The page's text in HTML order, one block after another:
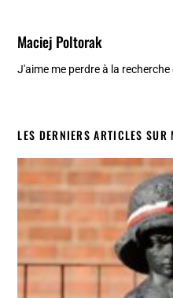
Maciej Poltorak
J'aime me perdre à la
LES DERNIERS ARTICLES SUR